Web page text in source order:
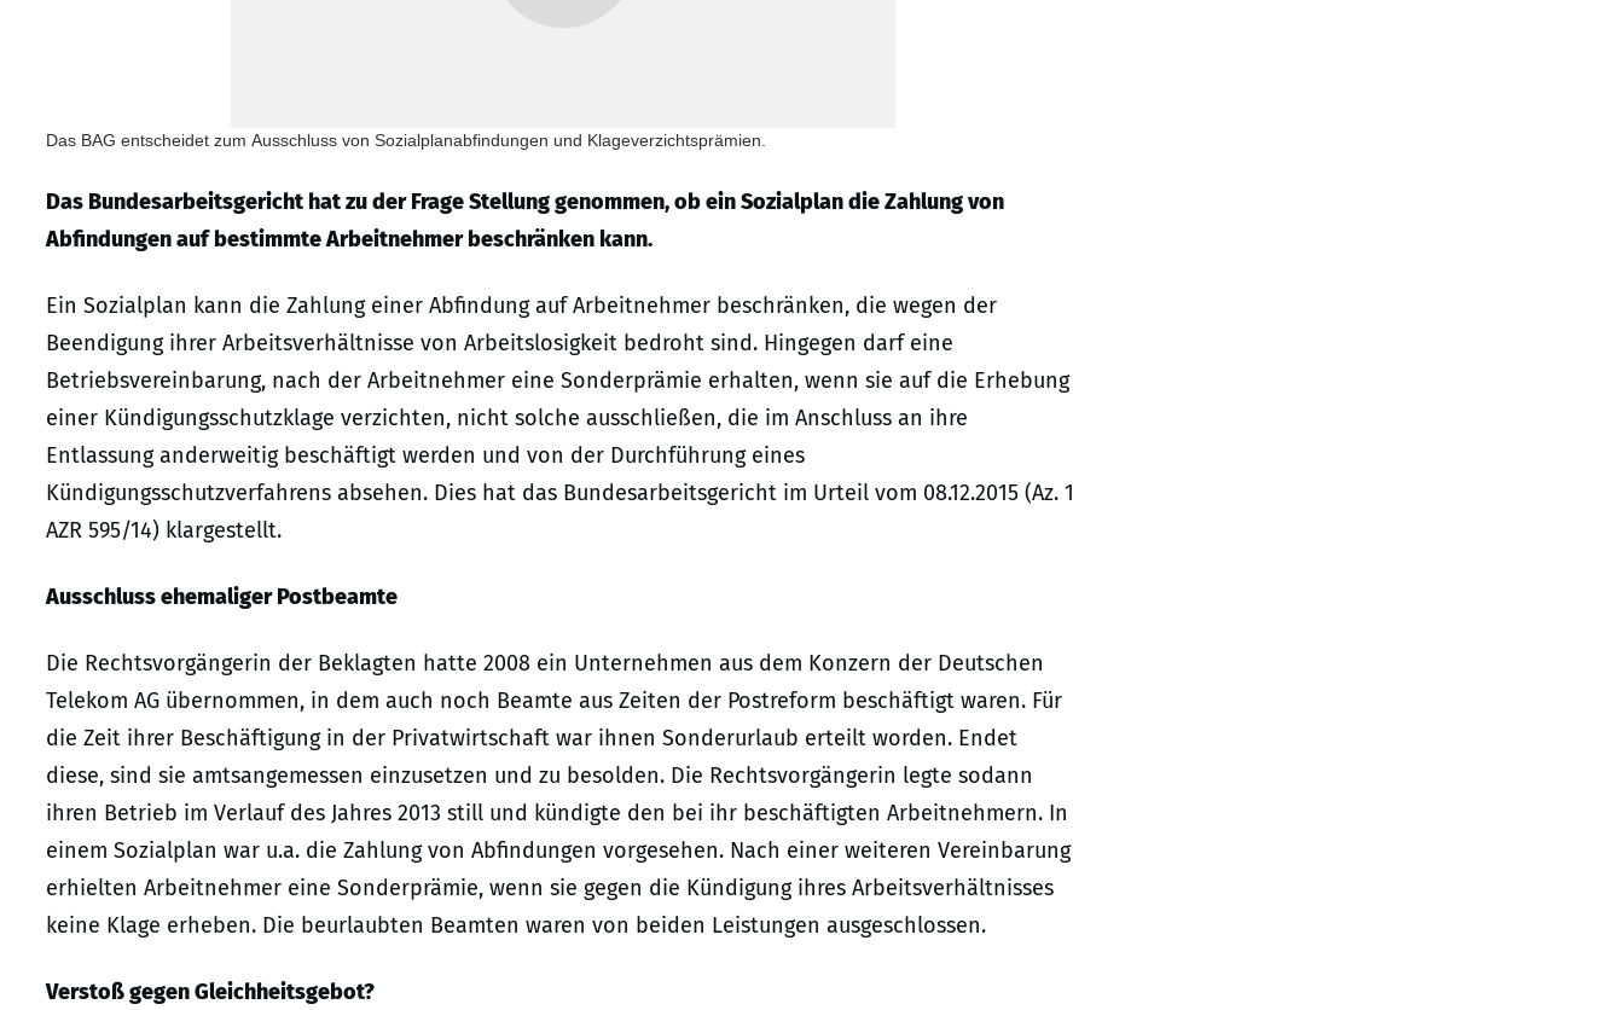
Das BAG entscheidet zum Ausschluss von Sozialplanabfindungen und Klageverzichtsprämien.
Das Bundesarbeitsgericht hat zu der Frage Stellung genommen, ob ein Sozialplan die Zahlung von
Abfindungen auf bestimmte Arbeitnehmer beschränken kann.
Ein Sozialplan kann die Zahlung einer Abfindung auf Arbeitnehmer beschränken, die wegen der
Beendigung ihrer Arbeitsverhältnisse von Arbeitslosigkeit bedroht sind. Hingegen darf eine
Betriebsvereinbarung, nach der Arbeitnehmer eine Sonderprämie erhalten, wenn sie auf die Erhebung
einer Kündigungsschutzklage verzichten, nicht solche ausschließen, die im Anschluss an ihre
Entlassung anderweitig beschäftigt werden und von der Durchführung eines
Kündigungsschutzverfahrens absehen. Dies hat das Bundesarbeitsgericht im Urteil vom 08.12.2015 (Az. 1
AZR 595/14) klargestellt.
Ausschluss ehemaliger Postbeamte
Die Rechtsvorgängerin der Beklagten hatte 2008 ein Unternehmen aus dem Konzern der Deutschen
Telekom AG übernommen, in dem auch noch Beamte aus Zeiten der Postreform beschäftigt waren. Für
die Zeit ihrer Beschäftigung in der Privatwirtschaft war ihnen Sonderurlaub erteilt worden. Endet
diese, sind sie amtsangemessen einzusetzen und zu besolden. Die Rechtsvorgängerin legte sodann
ihren Betrieb im Verlauf des Jahres 2013 still und kündigte den bei ihr beschäftigten Arbeitnehmern. In
einem Sozialplan war u.a. die Zahlung von Abfindungen vorgesehen. Nach einer weiteren Vereinbarung
erhielten Arbeitnehmer eine Sonderprämie, wenn sie gegen die Kündigung ihres Arbeitsverhältnisses
keine Klage erheben. Die beurlaubten Beamten waren von beiden Leistungen ausgeschlossen.
Verstoß gegen Gleichheitsgebot?